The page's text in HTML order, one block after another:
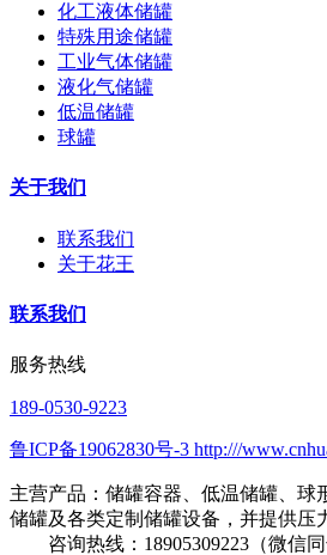
化工液体储罐
特殊用途储罐
工业气体储罐
液化气储罐
低温储罐
球罐
关于我们
联系我们
关于花王
联系我们
服务热线
189-0530-9223
鲁ICP备19062830号-3 http:///
主营产品：储罐容器、低温储罐、球
储罐及各类定制储罐设备，并提供压
咨询热线：18905309223（微信同